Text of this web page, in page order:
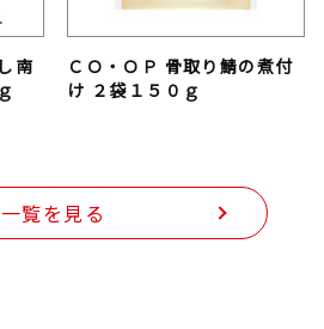
南
ＣＯ・ＯＰ 骨取り鯖の煮付
け ２袋１５０ｇ
一覧を見る